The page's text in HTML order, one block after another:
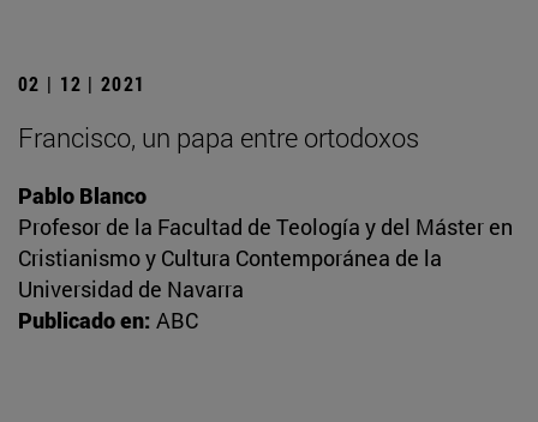
02 | 12 | 2021
Francisco, un papa entre ortodoxos
Pablo Blanco
Profesor de la Facultad de Teología y del Máster en
Cristianismo y Cultura Contemporánea de la
Universidad de Navarra
Publicado en: ABC